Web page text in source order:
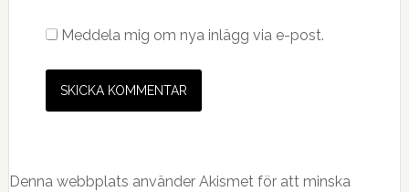
Meddela mig om nya inlägg via e-post.
Denna webbplats använder Akismet för att minska